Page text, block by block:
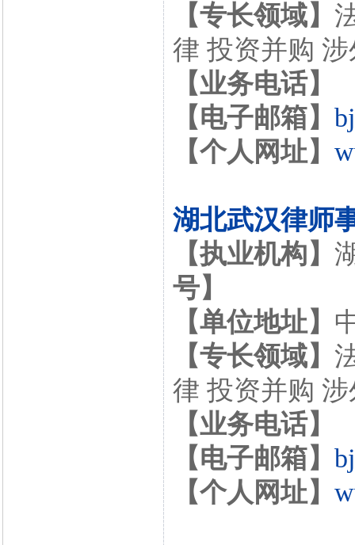
【专长领域】
律 投资并购
【业务电话】
【电子邮箱】
【个人网址】
湖北武汉律师
【执业机构】
号】
【单位地址】
【专长领域】
律 投资并购
【业务电话】
【电子邮箱】
【个人网址】